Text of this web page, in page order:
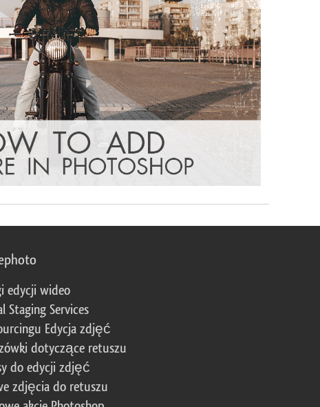
edycji wideo
Staging Services
Edycja zdjęć
dotyczące retuszu
do edycji zdjęć
zdjęcia do retuszu